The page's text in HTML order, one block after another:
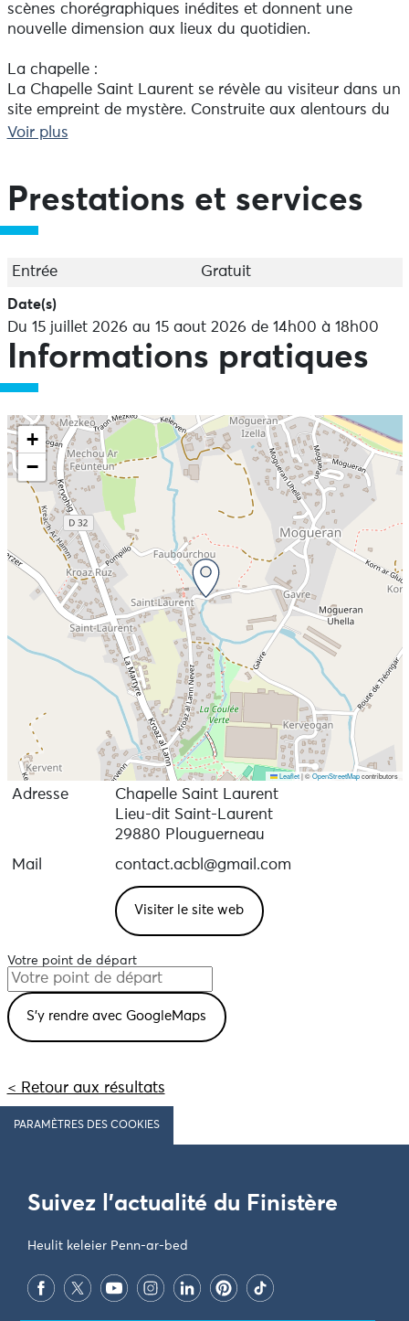
scènes chorégraphiques inédites et donnent une
nouvelle dimension aux lieux du quotidien.
La chapelle :
La Chapelle Saint Laurent se révèle au visiteur dans un
site empreint de mystère. Construite aux alentours du
XVe-XVIe siècle, elle a d'abord été dédiée à Notre-
patronage de St Laurent. Abandonné à la Révolution,
le site est de nouveau investi en 1863.
Voir plus
Prestations et services
Entrée Gratuit
Date(s)
Du 15 juillet 2026 au 15 aout 2026 de 14h00 à 18h00
Informations pratiques
+
−
Leaflet |©OpenStreetMapcontributors
Adresse
Chapelle Saint Laurent
Lieu-dit Saint-Laurent
29880 Plouguerneau
Mail
contact.acbl@gmail.com
Visiter le site web
Votre point de départ
< Retour aux résultats
PARAMÈTRES DES COOKIES
Suivez l'actualité du Finistère
Heulit keleier Penn-ar-bed